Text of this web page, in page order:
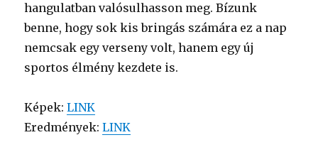
hangulatban valósulhasson meg. Bízunk
benne, hogy sok kis bringás számára ez a nap
nemcsak egy verseny volt, hanem egy új
sportos élmény kezdete is.
Képek:LINK
Eredmények:LINK